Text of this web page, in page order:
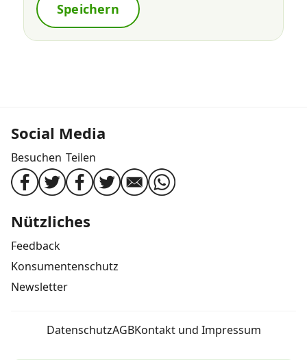
Speichern
Social Media
Besuchen Teilen
Nützliches
Feedback
Konsumentenschutz
Newsletter
DatenschutzAGBKontakt und Impressum